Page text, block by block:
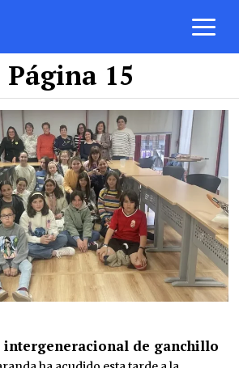
Página 15
de ganchillo